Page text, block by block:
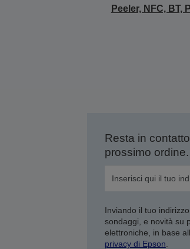
Peeler, NFC, BT,
Resta in
prossimo ordine.
Inviando il tuo
sondaggi, e novità su
elettroniche, in base
privacy di Epson